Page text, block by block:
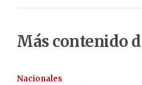
Más contenido
Nacionales